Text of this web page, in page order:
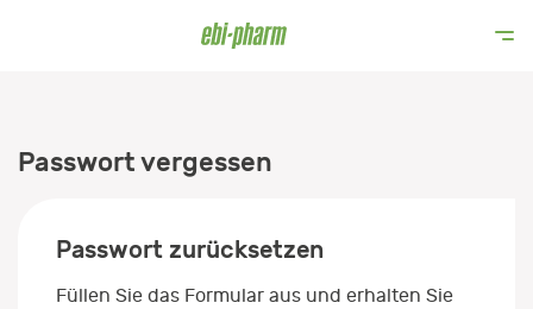
Passwort vergessen
Passwort zurücksetzen
Füllen Sie das Formular aus und erhalten Sie